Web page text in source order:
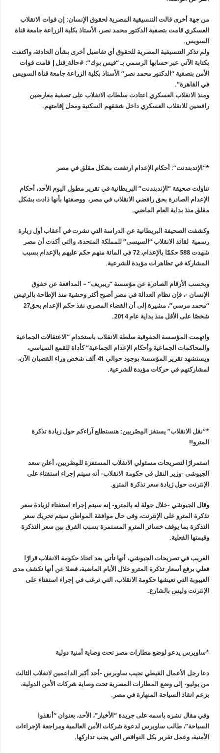
من جهة أخرى قالت التنسيقية المصرية لحقوق الإنسان: إن قوات الانقلاب
العسكري قامت بتصفية الدكتور محمد نصر، الأستاذ بكلية الزراعة جامعة قناة
السويس.
ولم تذكر التنسيقية المصرية للحقوق أي تفاصيل أخرى بشأن الحادثة، واكتفت
بكتابة الآتي عبر حسابها الرسمي بـ “فيس بوك”: #‏حالة_قتل| قامت قوات
الأمن بتصفية “الدكتور محمد نصر” الأستاذ بكلية الزراعة جامعة قناة السويس
في القاهرة“.
ومنذ الانقلاب العسكري اعتادت سلطات الانقلاب على تصفية معارضين
رافضين للانقلاب العسكري داخل شققهم السكنية ومحل إقامتهم.
*
“ الإندبندنت”: أحكام الإعدام ارتفعت بشكل مقلق في مصر
تناولت صحيفة “الإندبندنت” البريطانية في تقرير مطول اليوم الأحد، أحكام
الإعدام الصادرة بحق رافضي الانقلاب في مصر، ووصفتها بأنها ذادت بشكل
مقلق منذ بداية العام الماضي.
وكشفت الصحيفة البريطانية عن الدراسة التي نشرت في أعقاب أول زيارة
رسمية لقائد الانقلاب “السيسى” للمملكة المتحدة، والتي أكدت أن مصر
شهدت 588 حكمًا بالإعدام، 72 في المائة منهم حكم عليهم بالإعدام بسبب
المشاركة في تظاهرات مؤيدة للشرعية.
وبحسب الأرقام الصادرة عن مؤسسة “ريبريف” – المدافعة عن حقوق
الإنسان -، فإن نظام العدالة في مصر أصبح أكثر وحشية منذ الإطاحة بالرئيس
شخصًا على الأقل منذ بداية عام 2014.
واتهمت المؤسسة الحقوقية سلطة الانقلاب باستخدام “الاعتقالات الجماعية
والمحاكمات الجماعية وأحكام الإعدام الجماعية” كأداة للقمع السياسي،
ويستشهد تقرير المؤسسة بوجود حوالي 41 ألف شخص وراء القضبان الآن،
لمشاركتهم في حركات مؤيدة للشرعية.
*
“نقل الانقلاب” يستفز المِصْريين: هنستطلع آراءكم حول زيادة تذكرة
المترو!!
استمرارًا لتصريحات مسئولي الانقلاب المستفزة للمِصْريين، أعلن سعد
الجيوشى -وزير النقل في حكومة الانقلاب- أنه سيتم إجراء استفتاء على
الإنترنت حول زيادة سعر تذكرة المترو.
وقال الجيوشي -خلال جولة له بالمترو- إنه سيتم إجراء استفتاء لزيادة سعر
تذكرة المترو على الإنترنت، وفى حال موافقة المواطن سيتم تحريك سعر
التذكرة بما يوقف خسائر المترو المستمرة بسبب الفرق بين سعر التذكرة
وقيمتها الفعلية.
الغريب في تصريحات الجيوشي، أنها تأتي بعد اتخاذ حكومة الانقلاب قرارًا
فعلي برفع أسعار تذكرة المترو خلال الأيام الماضية، فضلا عن أنها تكشف مدى
الغيبوبة التي تعيشها حكومة الانقلاب، التي ترغب في إجراء استفتاء على
الإنترنت وليس بالشارع.
*ساويرس يدعو لوضع مطارات مصر تحت وصاية أمنية دولية
دعا رجل الأعمال القبطي نجيب ساويرس -أحد أكبر الداعمين لانقلاب الثالث
من يوليو- إلى وضع المطارات المصرية تحت وصاية شركات الأمن الدولية،
بزعم انقاذ السياحة المنهارة في مصر .
وفي مقال نشره باسمه على جريدة “الأخبار”، الأحد، بعنوان “أنقذوا
السياحة”، طالب ساويرس لدعوة شركات الأمن العالمية ومراجعة الإجراءات
الأمنية، وعمل تقرير بكل النواقص التي يجب تداركها.